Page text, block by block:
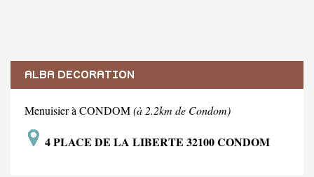
ALBA DECORATION
Menuisier à CONDOM(à 2.2km de Condom)
4 PLACE DE LA LIBERTE 32100 CONDOM